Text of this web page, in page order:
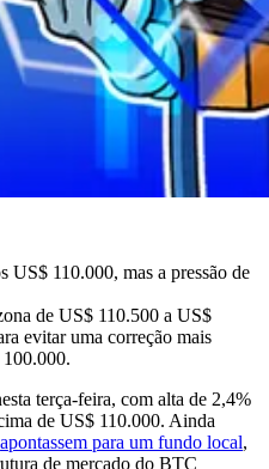
US$ 110.000, mas a pressão de
de US$ 110.500 a US$
evitar uma correção mais
terça-feira, com alta de 2,4%
de US$ 110.000. Ainda
apontassem para um fundo local,
de mercado do BTC